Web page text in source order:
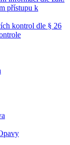
přístupu k
kontrol dle § 26